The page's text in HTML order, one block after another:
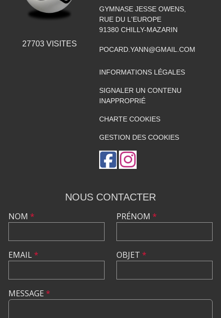
27703VISITES
GYMNASE JESSE OWENS,
RUE DU L'EUROPE
91380 CHILLY-MAZARIN
POCARD.YANN@GMAIL.COM
INFORMATIONS LÉGALES
SIGNALER UN CONTENU
INAPPROPRIÉ
CHARTE COOKIES
GESTION DES COOKIES
NOUS CONTACTER
NOM *
EMAIL*
PRÉNOM *
OBJET *
MESSAGE *